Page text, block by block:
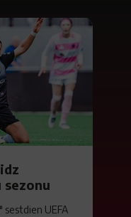
sestdien UEFA